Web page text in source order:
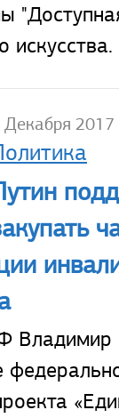
искусства.
Декабря 2017